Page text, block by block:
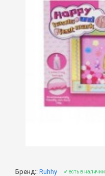
Бренд:: Ruhhy ✔ есть в наличии